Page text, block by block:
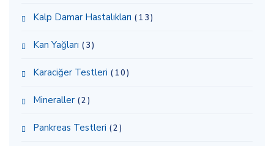
Kalp Damar Hastalıkları (13)
Kan Yağları (3)
Karaciğer Testleri (10)
Mineraller (2)
Pankreas Testleri (2)